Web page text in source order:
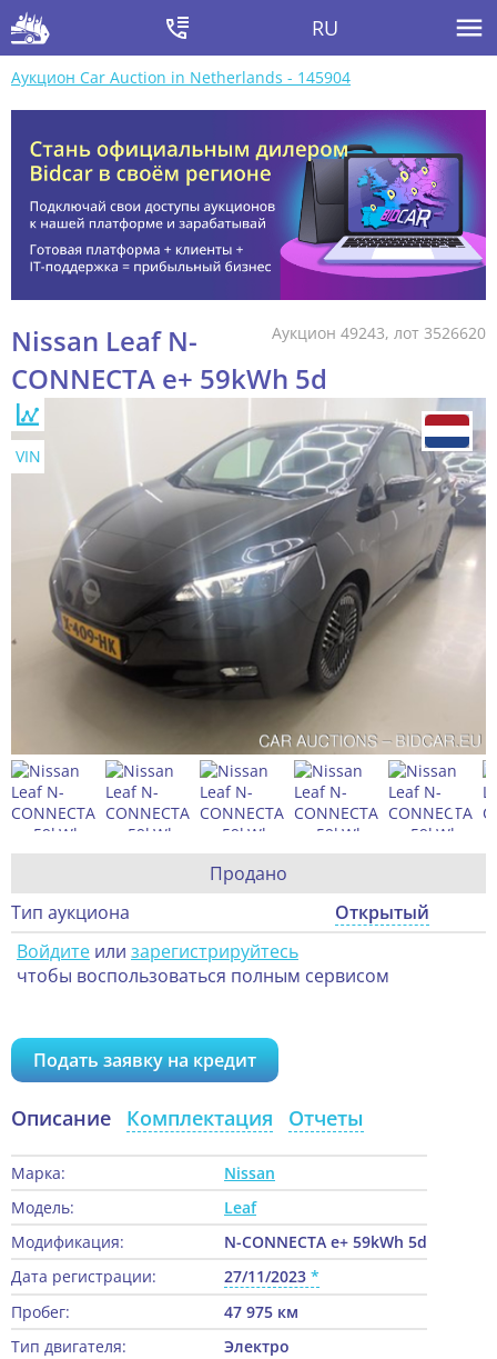
RU
Аукцион Car Auction in Netherlands - 145904
Аукцион 49243, лот 3526620
Nissan Leaf N-
CONNECTA e+ 59kWh 5d
VIN
Продано
Тип аукциона
Открытый
Войдите или зарегистрируйтесь
чтобы воспользоваться полным сервисом
Подать заявку на кредит
Описание Комплектация Отчеты
Марка:
Nissan
Модель:
Leaf
Модификация:
N-CONNECTA e+ 59kWh 5d
Дата регистрации:
27/11/2023
Пробег:
47 975 км
Тип двигателя:
Электро